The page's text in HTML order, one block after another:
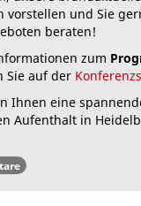
vorstellen und Sie
beraten!
zum
Sie auf der
Ihnen eine
Aufenthalt in